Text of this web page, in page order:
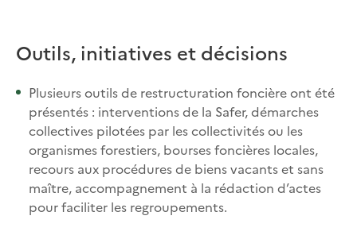
Outils, initiatives et décisions
Plusieurs outils de restructuration foncière ont été
présentés : interventions de la Safer, démarches
collectives pilotées par les collectivités ou les
organismes forestiers, bourses foncières locales,
recours aux procédures de biens vacants et sans
maître, accompagnement à la rédaction d’actes
pour faciliter les regroupements.​